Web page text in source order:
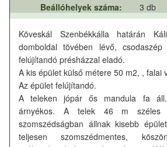
Beállóhelyek száma:
3 db
Köveskál Szenbékkálla határán
domboldal tövében lévő,
felújítandó présházzal eladó.
A kis épület külső métere 50 m2, , falai
Az épület felújítandó.
A teleken jópár ős mandula fa
árnyékos. A telek 46 m széles
szomszédságban állnak kisebb
teljesen szomszédmentes,